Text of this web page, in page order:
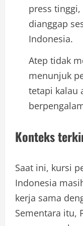
press
dianggap
Indonesia.
Atep tidak
menunjuk
tetapi kalau
Konteks
Saat ini, kursi
Indonesia
kerja sama
Sementara itu,